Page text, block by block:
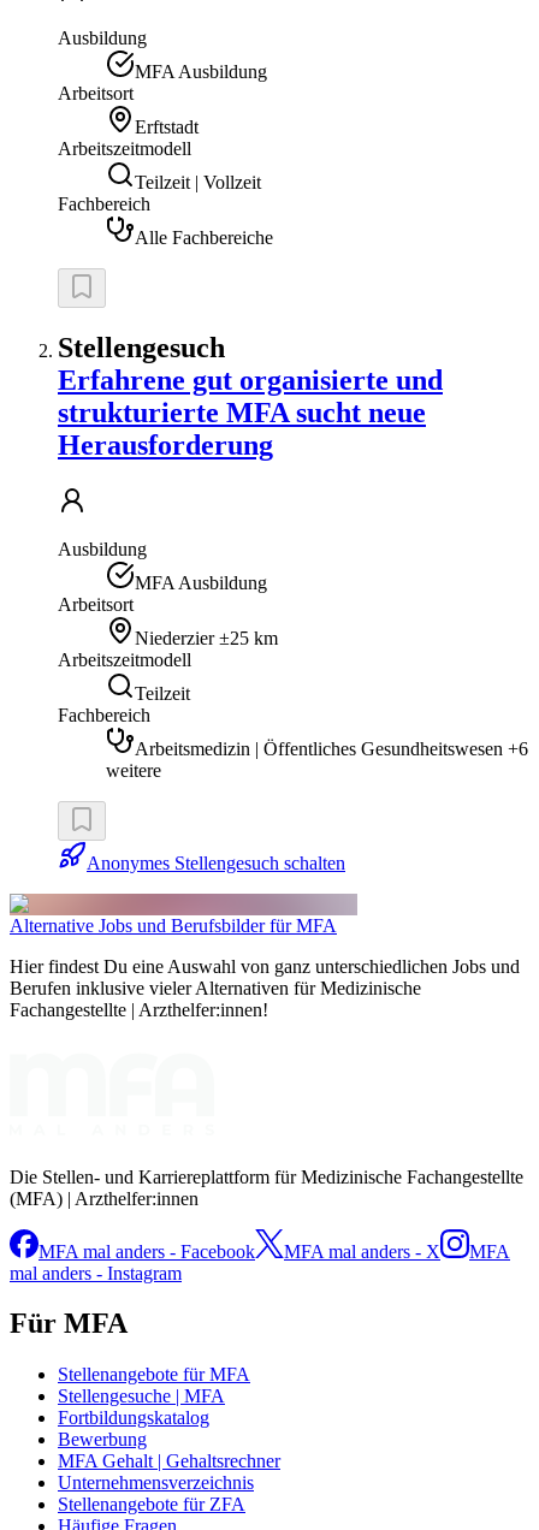
Ausbildung
MFA Ausbildung
Arbeitsort
Erftstadt
Arbeitszeitmodell
Teilzeit | Vollzeit
Fachbereich
Alle Fachbereiche
Stellengesuch
Erfahrene gut organisierte und
strukturierte MFA sucht neue
Herausforderung
Ausbildung
MFA Ausbildung
Arbeitsort
Niederzier±25 km
Arbeitszeitmodell
Teilzeit
Fachbereich
Arbeitsmedizin | Öffentliches Gesundheitswesen +6
weitere
Anonymes Stellengesuch schalten
Alternative Jobs und Berufsbilder für MFA
Hier findest Du eine Auswahl von ganz unterschiedlichen Jobs und
Berufen inklusive vieler Alternativen für Medizinische
Fachangestellte | Arzthelfer:innen!
Die Stellen- und Karriereplattform für Medizinische Fachangestellte
(MFA) | Arzthelfer:innen
MFA mal anders - Facebook MFA mal anders - X
MFA
mal anders - Instagram
Für MFA
Stellenangebote für MFA
Stellengesuche | MFA
Fortbildungskatalog
Bewerbung
MFA Gehalt | Gehaltsrechner
Unternehmensverzeichnis
Stellenangebote für ZFA